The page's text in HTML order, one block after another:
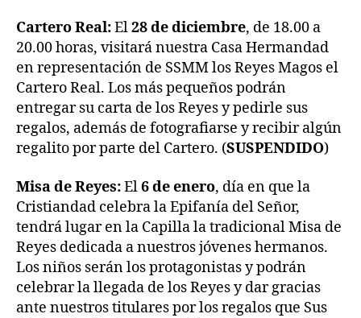
Cartero Real:El28 de diciembre, de 18.00 a
20.00 horas, visitará nuestra Casa Hermandad
en representación de SSMM los Reyes Magos el
Cartero Real. Los más pequeños podrán
entregar su carta de los Reyes y pedirle sus
regalos, además de fotografiarse y recibir algún
regalito por parte del Cartero. (SUSPENDIDO)
Misa de Reyes:El6 de enero, día en que la
Cristiandad celebra la Epifanía del Señor,
tendrá lugar en la Capilla la tradicional Misa de
Reyes dedicada a nuestros jóvenes hermanos.
Los niños serán los protagonistas y podrán
celebrar la llegada de los Reyes y dar gracias
ante nuestros titulares por los regalos que Sus